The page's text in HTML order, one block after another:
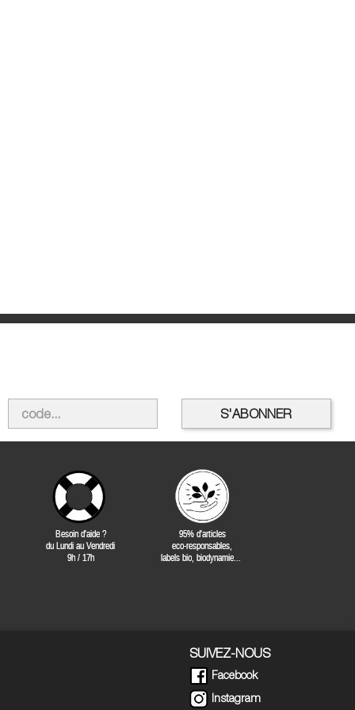
SUIVEZ-NOUS
Facebook
Instagram